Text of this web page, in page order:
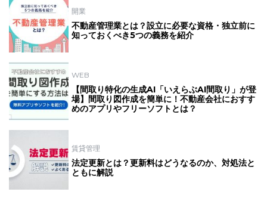
開業
不動産管理業とは？設立に必要な資格・独立前に
知っておくべき5つの義務を紹介
WEB
【間取り特化の生成AI「いえらぶAI間取り」が登
場】間取り図作成を簡単に！不動産会社におすす
めのアプリやフリーソフトとは？
賃貸管理
法定更新とは？更新料はどうなるのか、対処法と
ともに解説